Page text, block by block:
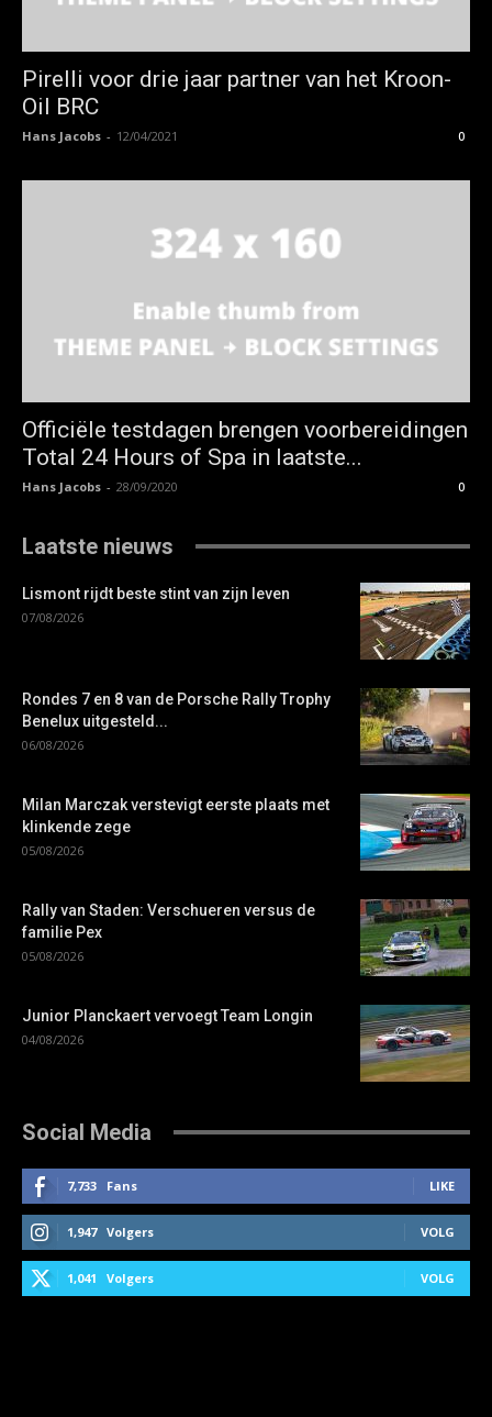
Pirelli voor drie jaar partner van het Kroon-
Oil BRC
Hans Jacobs - 12/04/2021 0
Officiële testdagen brengen voorbereidingen
Total 24 Hours of Spa in laatste...
Hans Jacobs - 28/09/2020 0
Laatste nieuws
Lismont rijdt beste stint van zijn leven
07/08/2026
Rondes 7 en 8 van de Porsche Rally Trophy
Benelux uitgesteld...
06/08/2026
Milan Marczak verstevigt eerste plaats met
klinkende zege
05/08/2026
Rally van Staden: Verschueren versus de
familie Pex
05/08/2026
Junior Planckaert vervoegt Team Longin
04/08/2026
Social Media
7,733 Fans LIKE
1,947 Volgers VOLG
1,041 Volgers VOLG